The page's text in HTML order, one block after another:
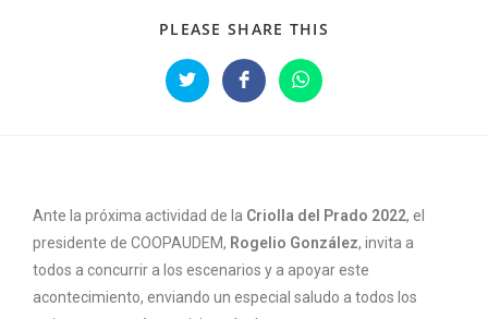
PLEASE SHARE THIS
Ante la próxima actividad de la Criolla del Prado 2022, el
presidente de COOPAUDEM, Rogelio González, invita a
todos a concurrir a los escenarios y a apoyar este
acontecimiento, enviando un especial saludo a todos los